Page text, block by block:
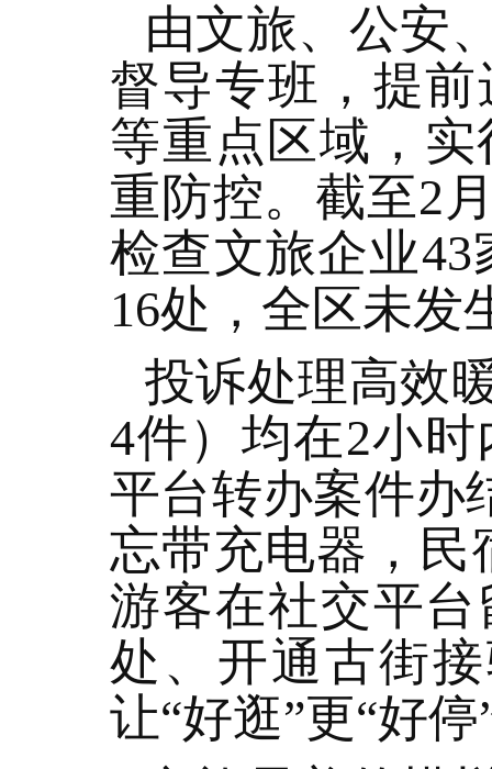
由文旅、公安
督导专班，提
等重点区域，
重防控。截至2
检查文旅企业43
16处，全区未发
投诉处理高效
4件）均在2小时
平台转办案件办
忘带充电器，民
游客在社交平
处、开通古街
让“好逛”更“好